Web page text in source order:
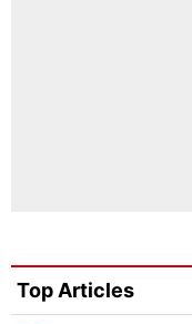
Top Articles